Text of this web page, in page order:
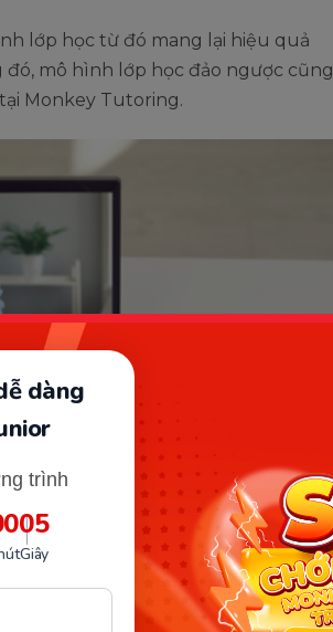
dàng
trình
04
Giây
lớp học từ đó mang lại hiệu quả
mô hình lớp học đảo ngược cũng
Monkey Tutoring.